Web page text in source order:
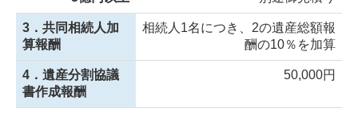
3．共同相続人加
算報酬
相続人1名につき、2の遺産総額報
酬の10％を加算
4．遺産分割協議
書作成報酬
50,000円